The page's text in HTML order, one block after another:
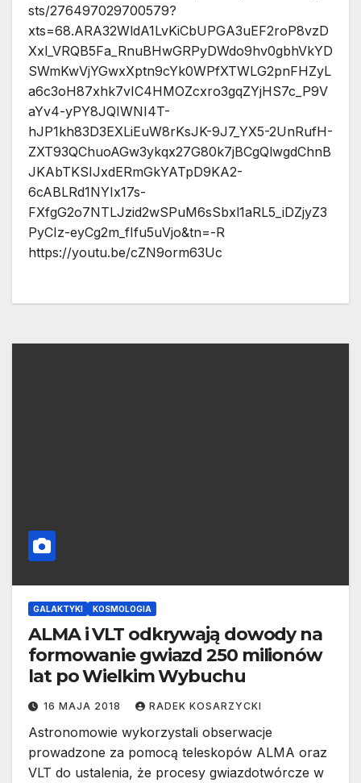
sts/276497029700579?
xts=68.ARA32WldA1LvKiCbUPGA3uEF2roP8vzD
Xxl_VRQB5Fa_RnuBHwGRPyDWdo9hv0gbhVkYD
SWmKwVjYGwxXptn9cYk0WPfXTWLG2pnFHZyL
a6c3oH87xhk7vIC4HMOZcxro3gqZYjHS7c_P9V
aYv4-yPY8JQIWNI4T-
hJP1kh83D3EXLiEuW8rKsJK-9J7_YX5-2UnRufH-
ZXT93QChuoAGw3ykqx27G80k7jBCgQlwgdChnB
JKAbTKSIJxdERmGkYATpD9KA2-
6cABLRd1NYIx17s-
FXfgG2o7NTLJzid2wSPuM6sSbxl1aRL5_iDZjyZ3
PyCIz-eyCg2m_fIfu5uVjo&tn=-R
https://youtu.be/cZN9orm63Uc
GALAKTYKI KOSMOLOGIA
ALMA i VLT odkrywają dowody na
formowanie gwiazd 250 milionów
lat po Wielkim Wybuchu
16 MAJA 2018 RADEK KOSARZYCKI
Astronomowie wykorzystali obserwacje
prowadzone za pomocą teleskopów ALMA oraz
VLT do ustalenia, że procesy gwiazdotwórcze w